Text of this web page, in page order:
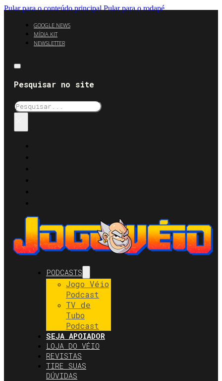
Pular para o conteúdo principal Pular para o rodapé
GOOGLE NEWS
MÍDIA KIT
NEWSLETTER
Pesquisar no site
Pesquisar
PODCASTS
Jogo Véio
Podcast
TV de
Tubo
Podcast
SEJA APOIADOR
LOJA DO VÉIO
REVISTAS
TIRE SUAS
DÚVIDAS